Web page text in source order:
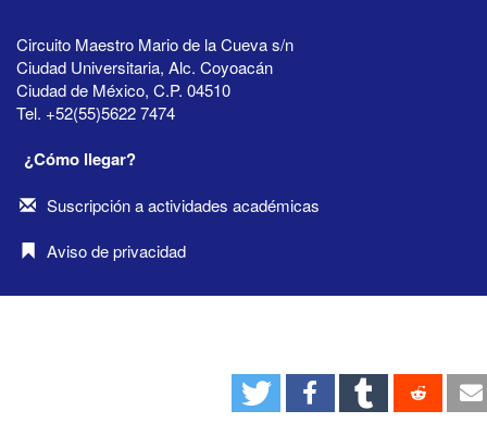
Circuito Maestro Mario de la Cueva s/n
Ciudad Universitaria, Alc. Coyoacán
Ciudad de México, C.P. 04510
Tel. +52(55)5622 7474
¿Cómo llegar?
Suscripción a actividades académicas
Aviso de privacidad